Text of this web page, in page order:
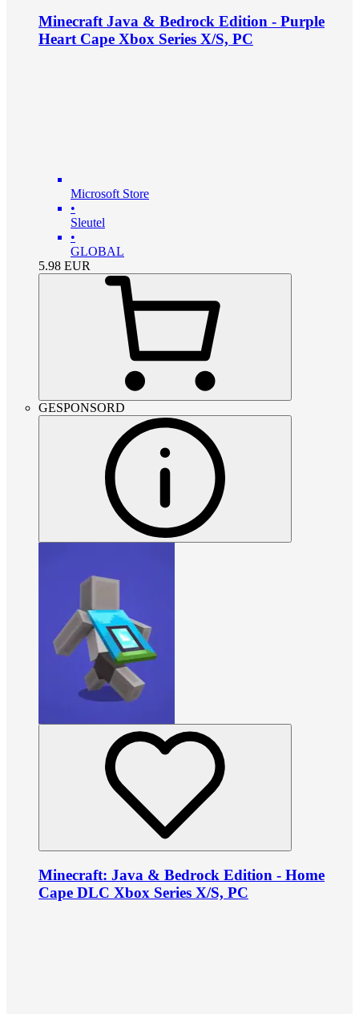
Minecraft Java & Bedrock Edition - Purple
Heart Cape Xbox Series X/S, PC
Microsoft Store
•
Sleutel
•
GLOBAL
5.98 EUR
GESPONSORD
Minecraft: Java & Bedrock Edition - Home
Cape DLC Xbox Series X/S, PC